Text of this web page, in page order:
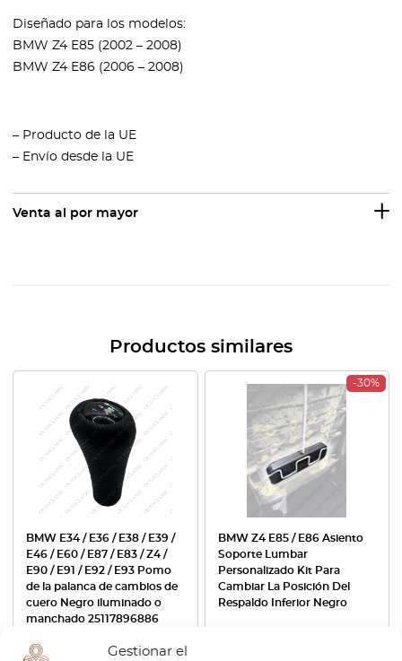
Gestionar el
Diseñado para los modelos:
BMW Z4 E85 (2002 – 2008)
BMW Z4 E86 (2006 – 2008)
– Producto de la UE
– Envío desde la UE
Venta al por mayor
Productos similares
BMW E34 / E36 / E38 / E39 /
E46 / E60 / E87 / E83 / Z4 /
E90 / E91 / E92 / E93 Pomo
de la palanca de cambios de
cuero Negro iluminado o
manchado 25117896886
€38,40
-30%
BMW Z4 E85 / E86 Asiento
Soporte Lumbar
Personalizado Kit Para
Cambiar La Posición Del
Respaldo Inferior Negro